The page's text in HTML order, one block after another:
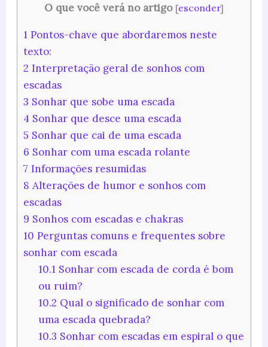
O que você verá no artigo [esconder]
1Pontos-chave que abordaremos neste
texto:
2 Interpretação geral de sonhos com
escadas
3 Sonhar que sobe uma escada
4 Sonhar que desce uma escada
5 Sonhar que cai de uma escada
6 Sonhar com uma escada rolante
7 Informações resumidas
8 Alterações de humor e sonhos com
escadas
9 Sonhos com escadas e chakras
10 Perguntas comuns e frequentes sobre
sonhar com escada
10.1 Sonhar com escada de corda é bom
ou ruim?
10.2 Qual o significado de sonhar com
uma escada quebrada?
10.3 Sonhar com escadas em espiral o que